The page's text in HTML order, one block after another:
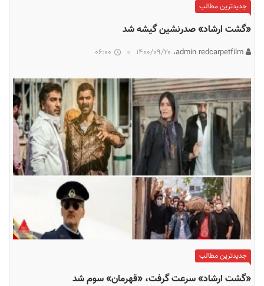
جدیدترین مطالب
«گشت ارشاد» صدرنشین گیشه شد
۱۴۰۰/۰۹/۲۰ 06:00
جدیدترین مطالب
«گشت ارشاد» سرعت گرفت، «قهرمان» سوم شد